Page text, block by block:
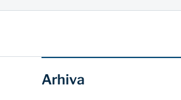
Arhiva